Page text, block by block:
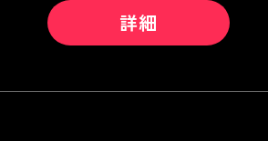
詳細